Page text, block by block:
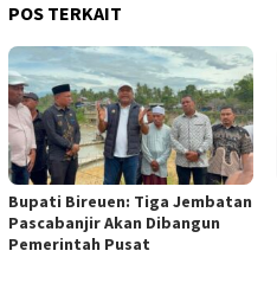
POS TERKAIT
Bupati Bireuen: Tiga Jembatan
Pascabanjir Akan Dibangun
Pemerintah Pusat